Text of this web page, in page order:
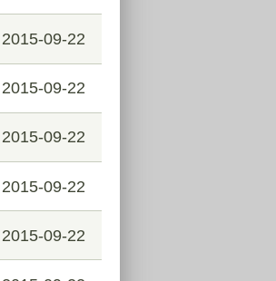
2015-09-22
2015-09-22
2015-09-22
2015-09-22
2015-09-22